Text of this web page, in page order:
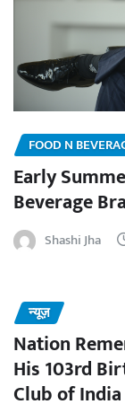
FOOD N
Early
Beverage
Shashi Jha
न्यूज़
Nation
His 103rd
Club of India